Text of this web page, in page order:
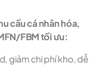
cầu cá nhân hóa,
FBM tối ưu:
giảm chi phí kho, dễ